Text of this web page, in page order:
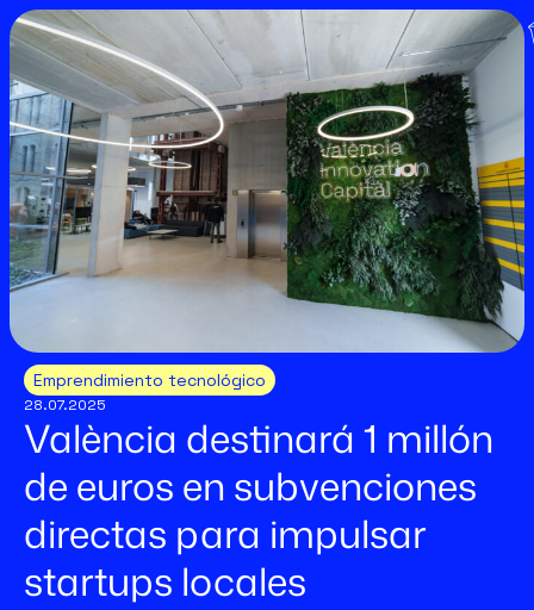
Emprendimiento tecnológico
28.07.2025
València destinará 1 millón
de euros en subvenciones
directas para impulsar
startups locales